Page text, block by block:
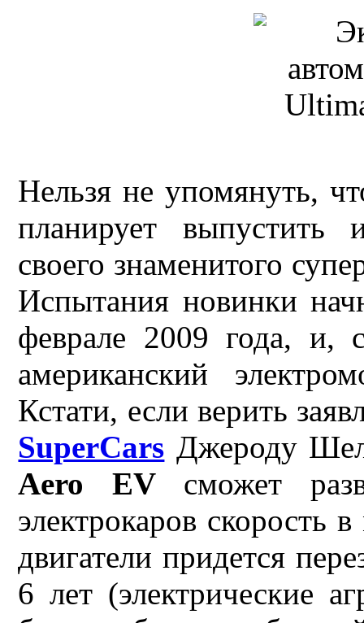
Нельзя не упомянуть,
планирует
своего знаменитого
Испытания новинки
феврале 2009 года, и,
американский
Кстати, если верить
SuperCars Джероду
Aero EVсможет
электрокаров скорость
двигатели придется
6 лет (электрические